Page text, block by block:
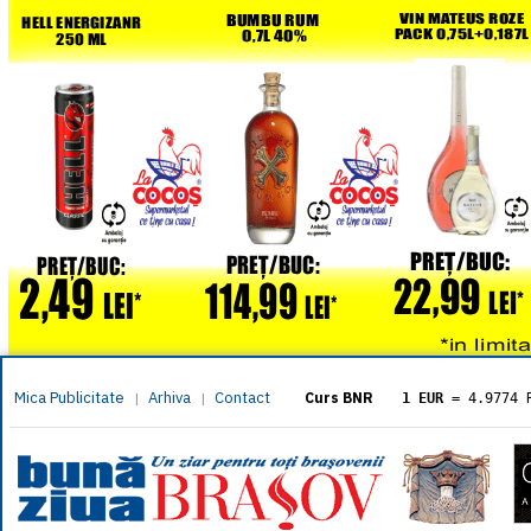
Mica Publicitate | Arhiva | Contact Curs BNR 1 EUR = 4.9774
= 5.8304
1 XAU= 464.4611
1 AED= 1.1933
1 AUD= 2.7957
1 BGN= 2.5449